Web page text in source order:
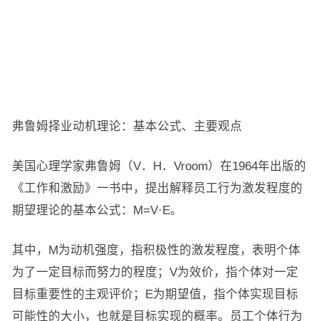
弗鲁姆择业动机理论：基本公式、主要观点
美国心理学家弗鲁姆（V．H．Vroom）在1964年出版的
《工作和激励》一书中，提出解释员工行为激发程度的
期望理论的基本公式：M=V·E。
其中，M为动机强度，指积极性的激发程度，表明个体
为了一定目标而努力的程度；V为效价，指个体对一定
目标重要性的主观评价；E为期望值，指个体实现目标
可能性的大小，也就是目标实现的概率。员工个体行为